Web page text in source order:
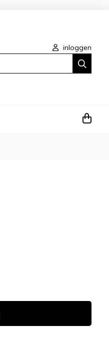
inloggen